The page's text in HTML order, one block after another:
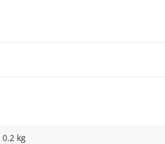
0.2 kg